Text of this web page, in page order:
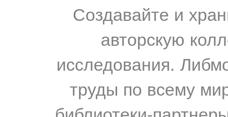
Создавайте и
авторскую
исследования.
труды по всему